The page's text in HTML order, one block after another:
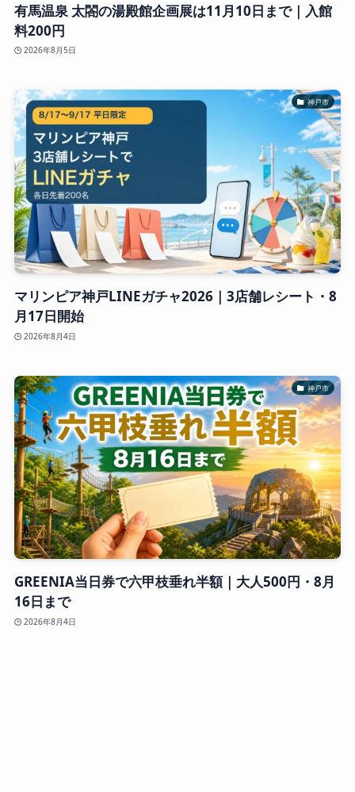
有馬温泉 太閤の湯殿館企画展は11月10日まで｜入館
料200円
2026年8月5日
神戸市
マリンピア神戸LINEガチャ2026｜3店舗レシート・8
月17日開始
2026年8月4日
神戸市
GREENIA当日券で六甲枝垂れ半額｜大人500円・8月
16日まで
2026年8月4日